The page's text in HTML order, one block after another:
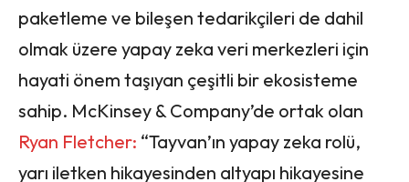
paketleme ve bileşen tedarikçileri de dahil
olmak üzere yapay zeka veri merkezleri için
hayati önem taşıyan çeşitli bir ekosisteme
sahip. McKinsey & Company’de ortak olan
Ryan Fletcher: “Tayvan’ın yapay zeka rolü,
yarı iletken hikayesinden altyapı hikayesine